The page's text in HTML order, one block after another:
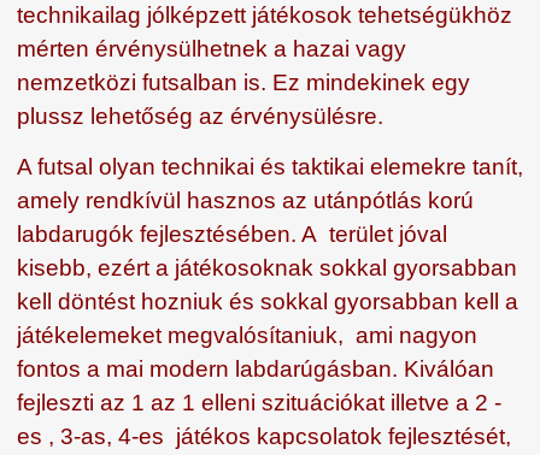
technikailag jólképzett játékosok tehetségükhöz
mérten érvénysülhetnek a hazai vagy
nemzetközi futsalban is. Ez mindekinek egy
plussz lehetőség az érvénysülésre.
A futsal olyan technikai és taktikai elemekre tanít,
amely rendkívül hasznos az utánpótlás korú
labdarugók fejlesztésében. A terület jóval
kisebb, ezért a játékosoknak sokkal gyorsabban
kell döntést hozniuk és sokkal gyorsabban kell a
játékelemeket megvalósítaniuk, ami nagyon
fontos a mai modern labdarúgásban. Kiválóan
fejleszti az 1 az 1 elleni szituációkat illetve a 2 -
es , 3-as, 4-es játékos kapcsolatok fejlesztését,